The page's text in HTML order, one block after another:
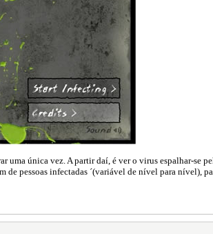
uma única vez. A partir daí, é ver o virus espalhar-se
de pessoas infectadas ´(variável de nível para nível),